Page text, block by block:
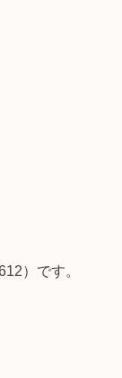
）です。